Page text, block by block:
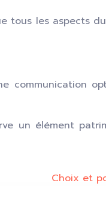
tous les aspects
un élément
Choix et